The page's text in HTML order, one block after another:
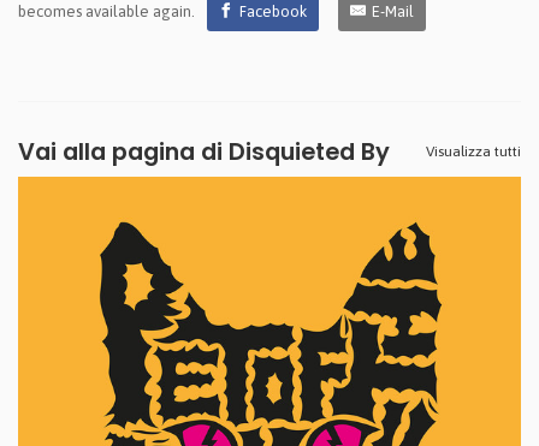
becomes available again. Facebook E-Mail
Vai alla pagina di Disquieted By Visualizza tutti